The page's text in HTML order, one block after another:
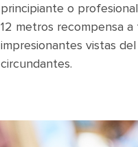
principiante o
12 metros recompensa
impresionantes vistas
circundantes.